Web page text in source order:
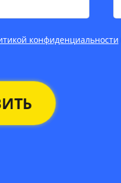
конфиденциальности